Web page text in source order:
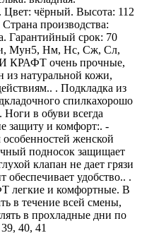
Цвет: чёрный. Высота: 112
производства:
Гарантийный срок: 70
Мун5, Нм, Нс, Сж, Сл,
очень прочные,
из натуральной кожи,
. Подкладка из
спилкахорошо
Ноги в обуви всегда
защиту и комфорт:. -
особенностей женской
подносок защищает
клапан не дает грязи
обеспечивает удобство.. .
и комфортные. В
в течение всей смены,
в прохладные дни по
40, 41